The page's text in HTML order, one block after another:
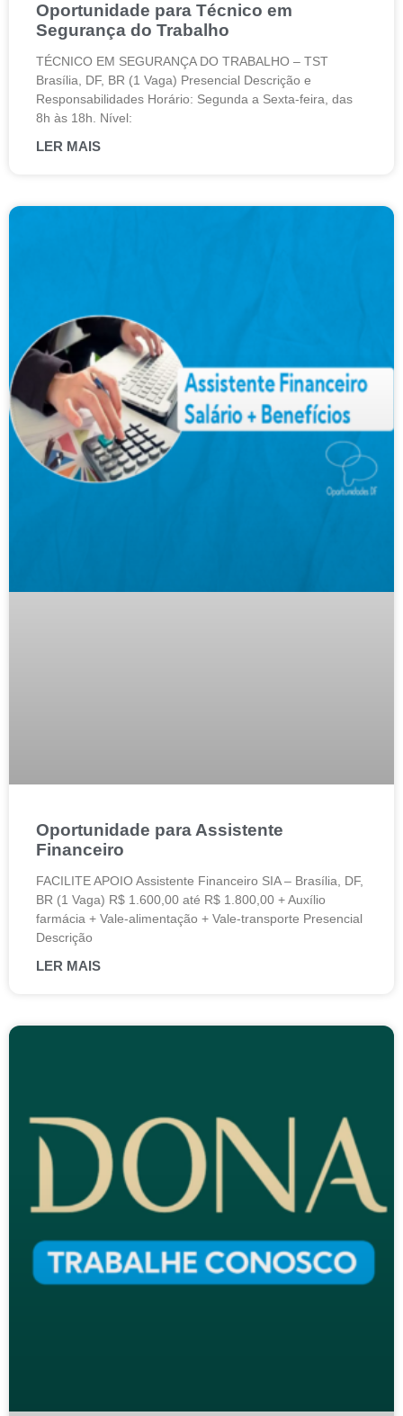
Oportunidade para Técnico em
Segurança do Trabalho
TÉCNICO EM SEGURANÇA DO TRABALHO – TST
Brasília, DF, BR (1 Vaga) Presencial Descrição e
Responsabilidades Horário: Segunda a Sexta-feira, das
8h às 18h. Nível:
LER MAIS
Oportunidade para Assistente
Financeiro
FACILITE APOIO Assistente Financeiro SIA – Brasília, DF,
BR (1 Vaga) R$ 1.600,00 até R$ 1.800,00 + Auxílio
farmácia + Vale-alimentação + Vale-transporte Presencial
Descrição
LER MAIS